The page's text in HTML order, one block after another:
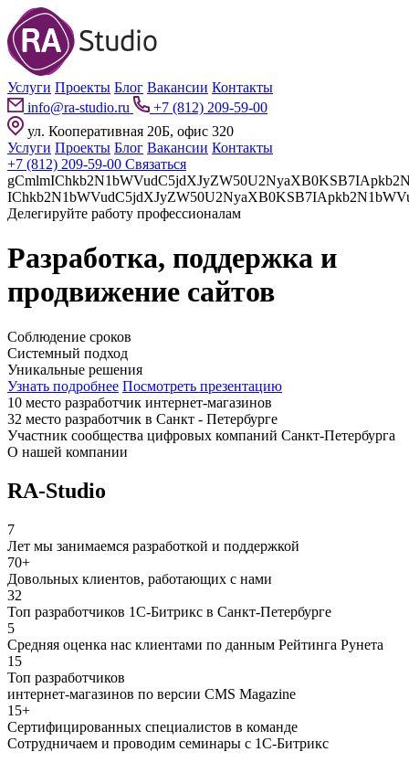
Услуги Проекты Блог Вакансии Контакты
info@ra-studio.ru
+7 (812) 209-59-00
ул. Кооперативная 20Б, офис 320
Услуги Проекты Блог Вакансии Контакты
+7 (812) 209-59-00 Связаться
Делегируйте работу профессионалам
Разработка, поддержка и
продвижение сайтов
Соблюдение сроков
Системный подход
Уникальные решения
Узнать подробнее Посмотреть презентацию
10 место разработчик интернет-магазинов
32 место разработчик в Санкт - Петербурге
Участник сообщества цифровых компаний Санкт-Петербурга
О нашей компании
RA-Studio
7
Лет мы занимаемся разработкой и поддержкой
70+
Довольных клиентов, работающих с нами
32
Топ разработчиков 1С-Битрикс в Санкт-Петербурге
5
Средняя оценка нас клиентами по данным Рейтинга Рунета
15
Топ разработчиков
интернет-магазинов по версии CMS Magazine
15+
Сертифицированных специалистов в команде
Сотрудничаем и проводим семинары с 1С-Битрикс